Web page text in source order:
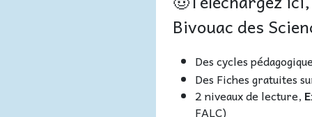
Bivouac des
Des cycles
Des Fiches gratuites
2 niveaux de lecture,
FALC)